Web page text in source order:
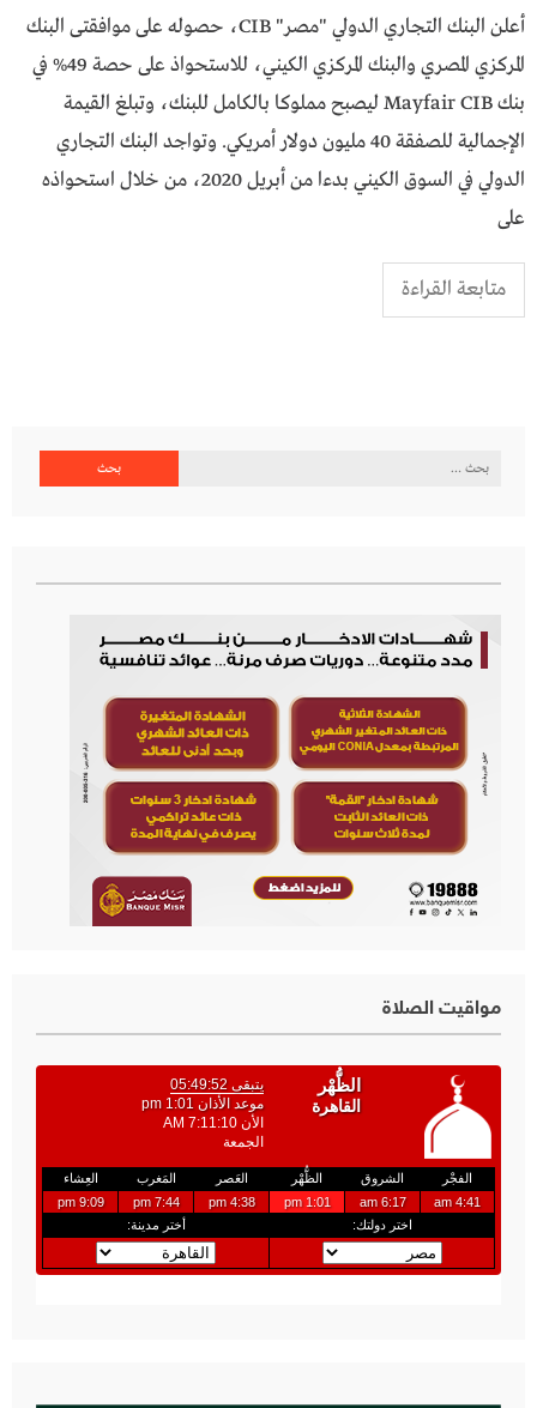
أعلن البنك التجاري الدولي "مصر" CIB، حصوله على موافقتى البنك
المركزي المصري والبنك المركزي الكيني، للاستحواذ على حصة 49% في
بنك Mayfair CIB ليصبح مملوكا بالكامل للبنك، وتبلغ القيمة
الإجمالية للصفقة 40 مليون دولار أمريكي. وتواجد البنك التجاري
الدولي في السوق الكيني بدءا من أبريل 2020، من خلال استحواذه
على
متابعة القراءة
البحث
مواقيت الصلاة